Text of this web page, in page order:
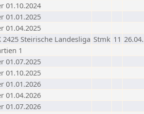
01.10.2024
01.01.2025
01.04.2025
2425 Steirische Landesliga Stmk 11
1
01.07.2025
01.10.2025
01.01.2026
01.04.2026
01.07.2026